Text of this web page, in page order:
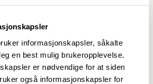
informasjonskapsler, såkalte
en best mulig brukeropplevelse.
er nødvendige for at siden
også informasjonskapsler for
av styringstenesta i Den
mellom prestetenesta og
tilsyn
for kirkevalget